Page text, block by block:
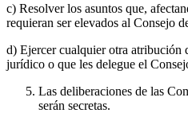
c) Resolver los asuntos que,
requieran ser elevados al Consejo
d) Ejercer cualquier otra atribución
jurídico o que les delegue el
Las deliberaciones de las
serán secretas.